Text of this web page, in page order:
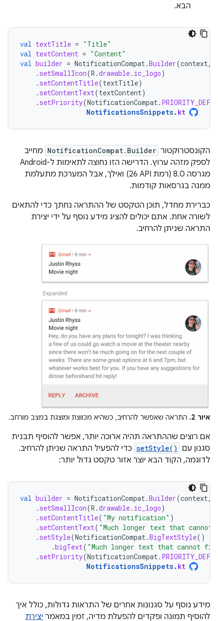
הבא.
val textTitle = "Title"
val textContent = "Content"
val builder = NotificationCompat .Builder(context,
. setSmallIcon(R .drawable. ic_logo)
. setContentTitle(textTitle)
. setContentText(textContent)
. setPriority(NotificationCompat .
NotificationsSnippets. kt
הקונסטרוקטור NotificationCompat.Builder מחייב
לספק מזהה ערוץ. הדרישה הזו נחוצה לתאימות ל-Android
מגרסה 8.0 (רמת API‏ 26) ואילך, אבל המערכת מתעלמת
ממנה בגרסאות קודמות.
כברירת מחדל, תוכן הטקסט של ההתראה נחתך כדי להתאים
לשורה אחת. אתם יכולים להציג מידע נוסף על ידי יצירת
התראה שניתן להרחיב.
איור 2. התראה שאפשר להרחיב, כשהיא מכווצת ומוצגת במצב מורחב.
אם רוצים שההתראה תהיה ארוכה יותר, אפשר להוסיף תבנית
סגנון עם
setStyle() כדי להפעיל התראה שניתן להרחיב.
לדוגמה, הקוד הבא יוצר אזור טקסט גדול יותר:
val builder = NotificationCompat.Builder(context,
. setSmallIcon(R .drawable. ic_logo)
. setContentTitle( "My notification" )
. setContentText( "Much longer text that
. setStyle(NotificationCompat.BigTextStyle()
.bigText( "Much longer text that cannot
. setPriority(NotificationCompat.
NotificationsSnippets. kt
מידע נוסף על סגנונות אחרים של התראות גדולות, כולל איך
להוסיף תמונה ופקדים להפעלת מדיה, זמין במאמר יצירת